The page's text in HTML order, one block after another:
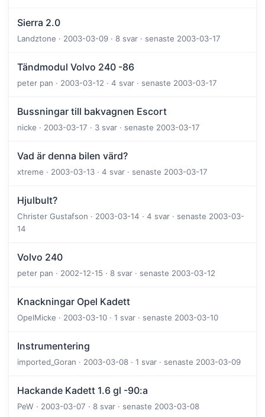
Sierra 2.0
Landztone · 2003-03-09 · 8 svar · senaste 2003-03-17
Tändmodul Volvo 240 -86
peter pan · 2003-03-12 · 4 svar · senaste 2003-03-17
Bussningar till bakvagnen Escort
nicke · 2003-03-17 · 3 svar · senaste 2003-03-17
Vad är denna bilen värd?
xtreme · 2003-03-13 · 4 svar · senaste 2003-03-17
Hjulbult?
Christer Gustafson · 2003-03-14 · 4 svar · senaste 2003-03-
14
Volvo 240
peter pan · 2002-12-15 · 8 svar · senaste 2003-03-12
Knackningar Opel Kadett
OpelMicke · 2003-03-10 · 1 svar · senaste 2003-03-10
Instrumentering
imported_Goran · 2003-03-08 · 1 svar · senaste 2003-03-09
Hackande Kadett 1.6 gl -90:a
PeW · 2003-03-07 · 8 svar · senaste 2003-03-08